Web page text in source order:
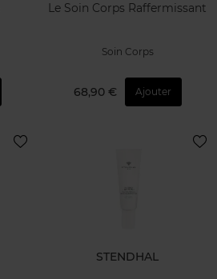
Le Soin Corps Raffermissant
Soin Corps
68,90 € Ajouter
STENDHAL